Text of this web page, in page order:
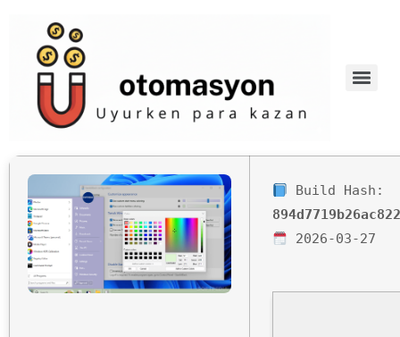
Build Hash:
2026-03-27